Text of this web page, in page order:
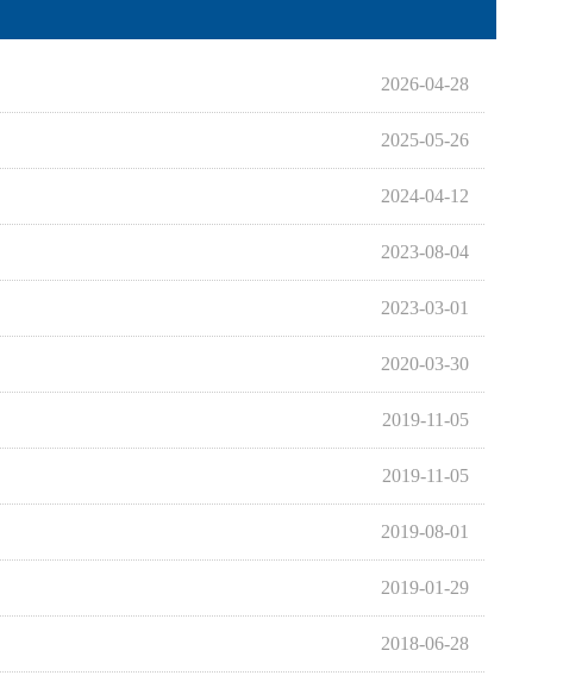
2026-04-28
2025-05-26
2024-04-12
2023-08-04
2023-03-01
2020-03-30
2019-11-05
2019-11-05
2019-08-01
2019-01-29
2018-06-28